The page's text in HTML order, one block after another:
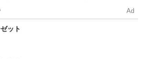
Ad
ット